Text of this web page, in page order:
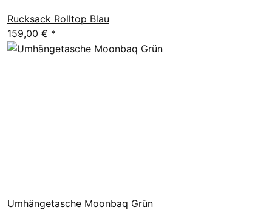
Rucksack Rolltop Blau
159,00 € *
Umhängetasche Moonbaq Grün